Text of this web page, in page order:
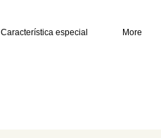
Característica especial More